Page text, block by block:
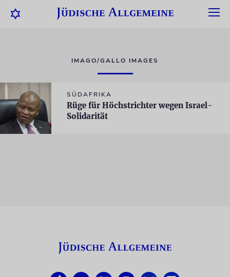
IMAGO/GALLO IMAGES
SÜDAFRIKA
Rüge für Höchstrichter wegen Israel-
Solidarität